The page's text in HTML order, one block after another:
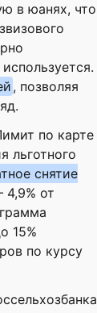
в юанях, что
, позволяя
по карте
льготного
снятие
от
15%
по курсу